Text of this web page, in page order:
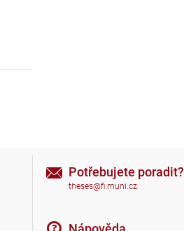
Potřebujete poradit?
theses@fi.muni.cz